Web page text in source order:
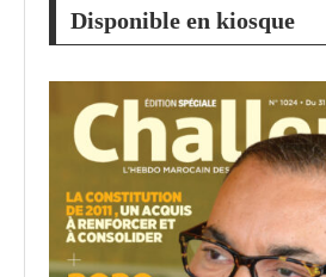
Disponible en kiosque